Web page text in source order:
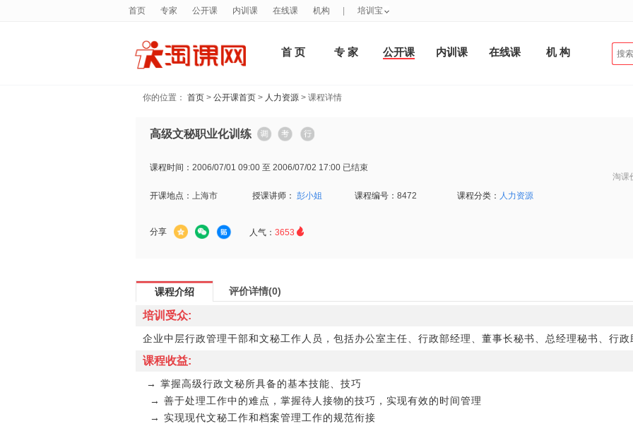
首 页 专 家 公开课 内训课 在线课 机 构
你的位置： 首页 > 公开课首页 > 人力资源 > 课程详情
高级文秘职业化训练
课程时间： 2006/07/01 09:00 至 2006/07/02 17:00 已结束
开课地点： 上海市 授课讲师： 彭小姐 课程编号： 8472 课程分类： 人力资源
淘课
分享 人气： 3653 
课程介绍 评价详情(0)
培训受众:
企业中层行政管理干部和文秘工作人员，包括办公室主任、行政部经理、董事长秘书、总经理秘书、行
课程收益:
→ 掌握高级行政文秘所具备的基本技能、技巧
→ 善于处理工作中的难点，掌握待人接物的技巧，实现有效的时间管理
→ 实现现代文秘工作和档案管理工作的规范衔接
首页 专家 公开课 内训课 在线课 机构 培训宝